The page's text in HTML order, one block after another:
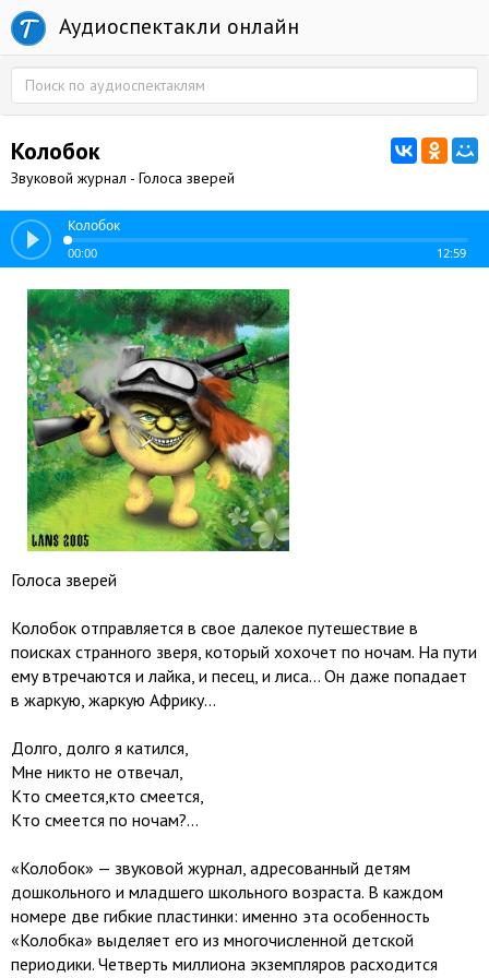
Аудиоспектакли онлайн
Колобок
Звуковой журнал - Голоса зверей
Колобок
00:00 12:59
Голоса зверей
Колобок отправляется в свое далекое путешествие в
поисках странного зверя, который хохочет по ночам. На пути
ему втречаются и лайка, и песец, и лиса... Он даже попадает
в жаркую, жаркую Африку...
Долго, долго я катился,
Мне никто не отвечал,
Кто смеется,кто смеется,
Кто смеется по ночам?...
«Колобок» — звуковой журнал, адресованный детям
дошкольного и младшего школьного возраста. В каждом
номере две гибкие пластинки: именно эта особенность
«Колобка» выделяет его из многочисленной детской
периодики. Четверть миллиона экземпляров расходится